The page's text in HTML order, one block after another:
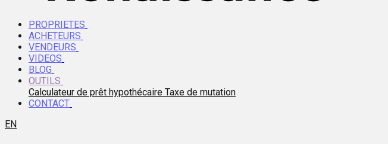
PROPRIETES
ACHETEURS
VENDEURS
VIDEOS
BLOG
OUTILS
Calculateur de prêt hypothécaire Taxe de mutation
CONTACT
EN